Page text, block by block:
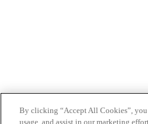
By clicking “Accept All Cookies”,
usage, and assist in our marketing